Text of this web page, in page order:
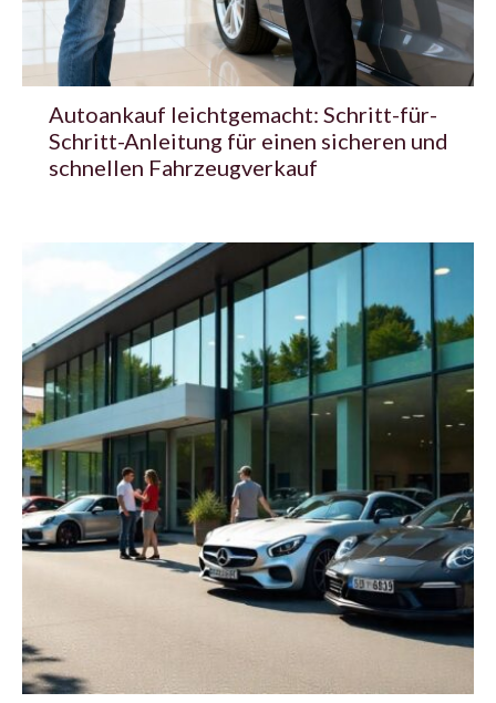
Autoankauf leichtgemacht: Schritt-für-
Schritt-Anleitung für einen sicheren und
schnellen Fahrzeugverkauf